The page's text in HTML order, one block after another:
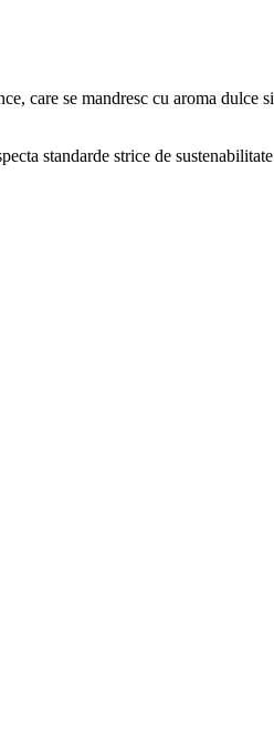
care se mandresc cu aroma
standarde strice de